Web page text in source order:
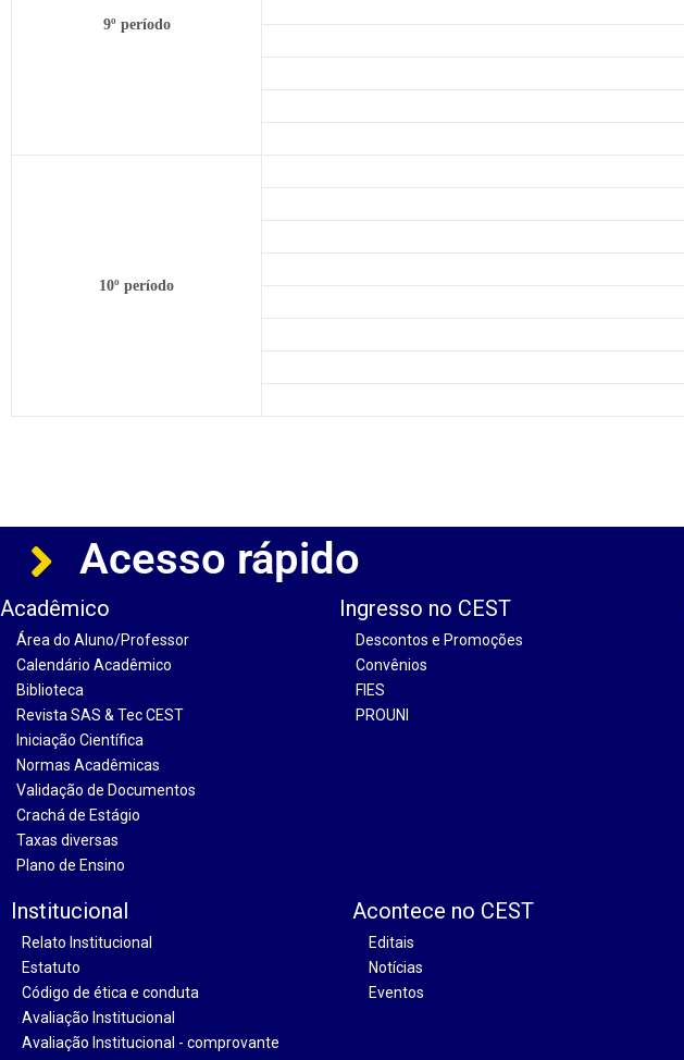
9º período
10º período
Acesso rápido
Acadêmico
Área do Aluno/Professor
Calendário Acadêmico
Biblioteca
Revista SAS & Tec CEST
Iniciação Científica
Normas Acadêmicas
Validação de Documentos
Crachá de Estágio
Taxas diversas
Plano de Ensino
Ingresso no CEST
Descontos e Promoções
Convênios
FIES
PROUNI
Institucional
Relato Institucional
Estatuto
Código de ética e conduta
Avaliação Institucional
Avaliação Institucional - comprovante
Acontece no CEST
Editais
Notícias
Eventos